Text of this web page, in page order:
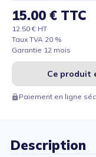
15.00 € TTC
12.50 € HT
Taux TVA 20 %
Garantie 12 mois
Ce produit
Paiement en ligne
Description